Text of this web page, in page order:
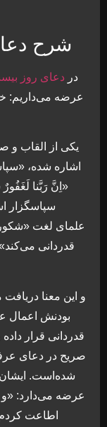
شرح
در دعای روز
عرضه می‌داريم:
يكی از القاب و
اشاره شده،
«اِنَّ رَبَّنا
سپاسگزار
علمای لغت
و اين معنا
بودنش اعمال
قدردانی قرار
صريح در دعای
شده‌است. ايشان
عرضه می‌دارد: «و
اطاعت